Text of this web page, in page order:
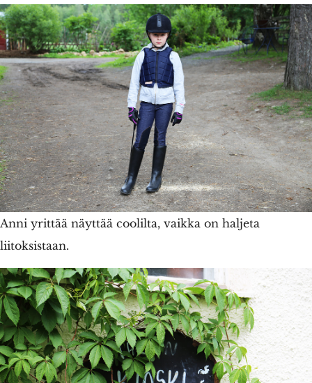
Anni yrittää näyttää coolilta, vaikka on haljeta
liitoksistaan.